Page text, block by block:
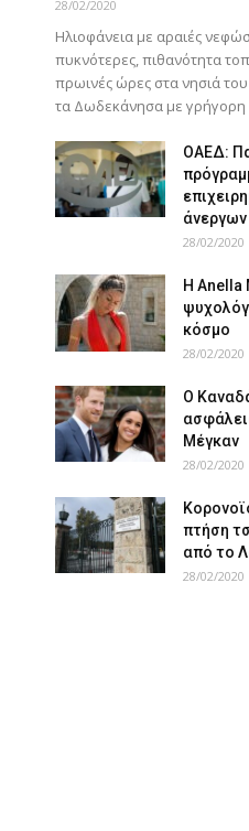
28/02/2020
Ηλιοφάνεια με αραιές
πυκνότερες, πιθανότητα
πρωινές ώρες στα νησιά του
τα Δωδεκάνησα με γρήγορη
ΟΑΕΔ:
άνεργων
28/02/2020
Η Anella
κόσμο
28/02/2020
Ο
Μέγκαν
28/02/2020
πτήση
από το
28/02/2020